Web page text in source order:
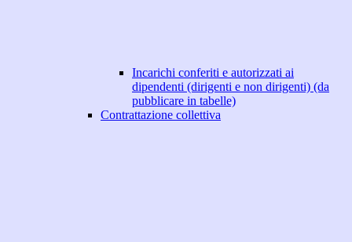
Incarichi conferiti e autorizzati ai
dipendenti (dirigenti e non dirigenti) (da
pubblicare in tabelle)
Contrattazione collettiva